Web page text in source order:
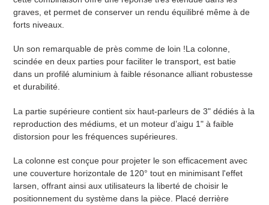
graves, et permet de conserver un rendu équilibré même à de
forts niveaux.
Un son remarquable de près comme de loin !La colonne,
scindée en deux parties pour faciliter le transport, est batie
dans un profilé aluminium à faible résonance alliant robustesse
et durabilité.
La partie supérieure contient six haut-parleurs de 3" dédiés à la
reproduction des médiums, et un moteur d’aigu 1" à faible
distorsion pour les fréquences supérieures.
La colonne est conçue pour projeter le son efficacement avec
une couverture horizontale de 120° tout en minimisant l'effet
larsen, offrant ainsi aux utilisateurs la liberté de choisir le
positionnement du système dans la pièce. Placé derrière